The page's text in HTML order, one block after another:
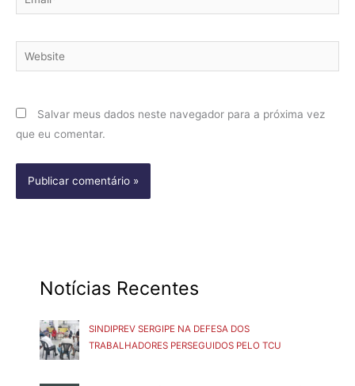
Website
Salvar meus dados neste navegador para a próxima vez
que eu comentar.
Notícias Recentes
SINDIPREV SERGIPE NA DEFESA DOS
TRABALHADORES PERSEGUIDOS PELO TCU